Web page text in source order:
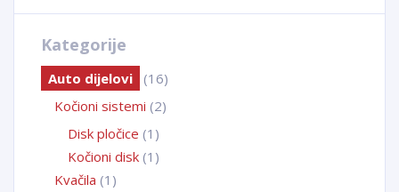
Kategorije
Auto dijelovi
(16)
Kočioni sistemi (2)
Disk pločice (1)
Kočioni disk (1)
Kvačila (1)